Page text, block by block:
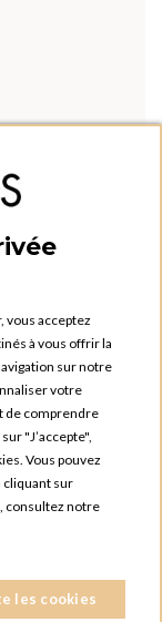
vous acceptez
à vous offrir la
sur notre
votre
de comprendre
"J’accepte",
Vous pouvez
cliquant sur
consultez notre
les cookies